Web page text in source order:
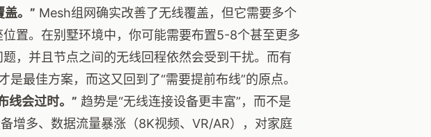
。” Mesh组网确实改善了无线覆盖，但它需要多个
置。在别墅环境中，你可能需要布置5-8个甚至更多
，并且节点之间的无线回程依然会受到干扰。而有
最佳方案，而这又回到了“需要提前布线”的原点。
线会过时。” 趋势是“无线连接设备更丰富”，而不是
增多、数据流量暴涨（8K视频、VR/AR），对家庭